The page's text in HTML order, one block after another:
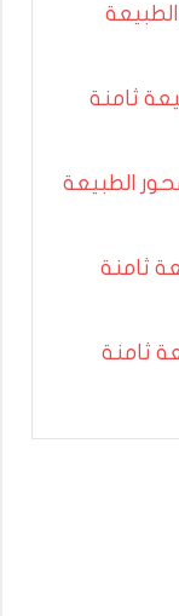
ثامنة
الطبيعة
ثامنة
ثامنة